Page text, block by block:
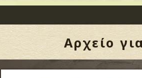
Αρχείο